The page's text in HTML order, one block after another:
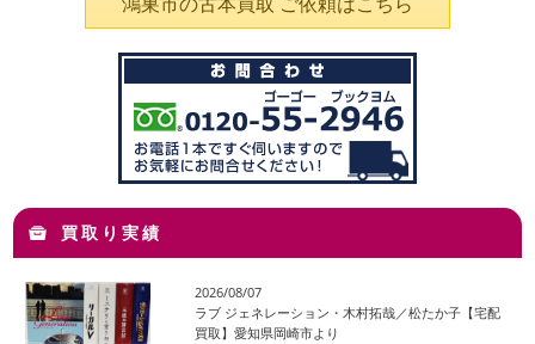
買取り実績
2026/08/07
ラブ ジェネレーション・木村拓哉／松たか子【宅配
買取】愛知県岡崎市より